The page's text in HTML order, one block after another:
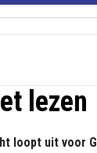
lezen
loopt uit voor